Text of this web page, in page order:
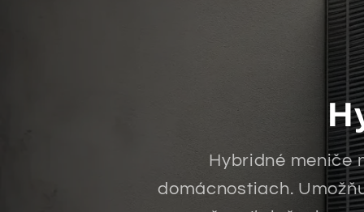
Hybridné meniče
domácnostiach.